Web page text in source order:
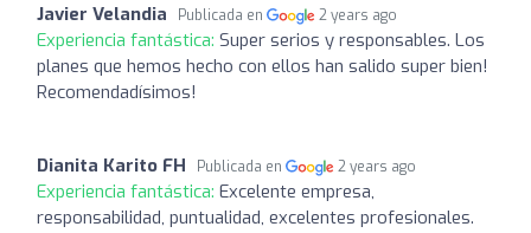
Javier Velandia Publicada en 2 years ago
Experiencia fantástica: Super serios y responsables. Los
planes que hemos hecho con ellos han salido super bien!
Recomendadísimos!
Dianita Karito FH Publicada en 2 years ago
Experiencia fantástica: Excelente empresa,
responsabilidad, puntualidad, excelentes profesionales.